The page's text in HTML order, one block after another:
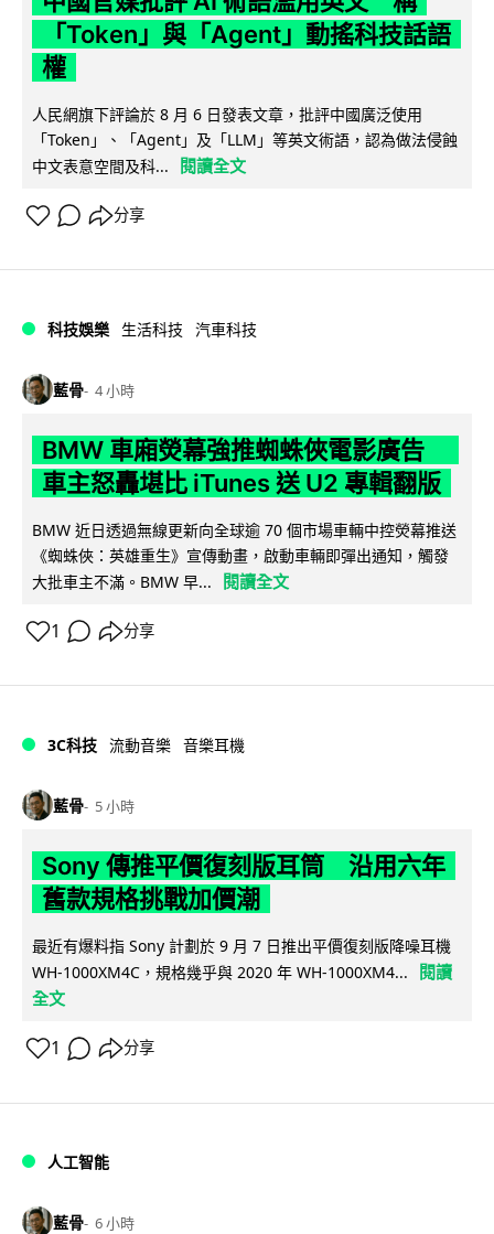
「Token」與「Agent」動搖科技話語
權
人民網旗下評論於 8 月 6 日發表文章，批評中國廣泛使用
「Token」、「Agent」及「LLM」等英文術語，認為做法侵蝕
中文表意空間及科...
閱讀全文
分享
科技娛樂 生活科技 汽車科技
藍骨 4 小時
BMW 車廂熒幕強推蜘蛛俠電影廣告
車主怒轟堪比 iTunes 送 U2 專輯翻版
BMW 近日透過無線更新向全球逾 70 個市場車輛中控熒幕推送
《蜘蛛俠：英雄重生》宣傳動畫，啟動車輛即彈出通知，觸發
大批車主不滿。BMW 早...
閱讀全文
1 分享
3C科技 流動音樂 音樂耳機
藍骨 5 小時
Sony 傳推平價復刻版耳筒 沿用六年
舊款規格挑戰加價潮
最近有爆料指 Sony 計劃於 9 月 7 日推出平價復刻版降噪耳機
WH-1000XM4C，規格幾乎與 2020 年 WH-1000XM4...
閱讀
全文
1 分享
人工智能
藍骨 6 小時